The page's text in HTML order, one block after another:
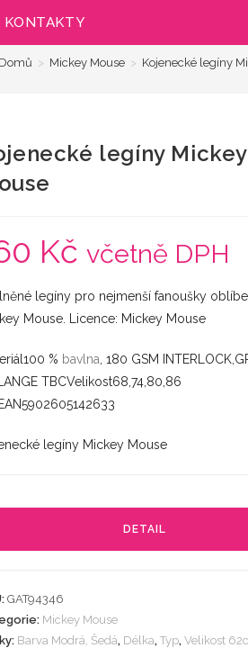
KONTAKTY
Domů > Mickey Mouse > Kojenecké legíny
legíny Mickey
Kč včetně DPH
legíny pro nejmenší fanoušky
Mouse. Licence: Mickey Mouse
% bavlna , 180 GSM
TBCVelikost68,74,80,86
legíny Mickey Mouse
DETAIL
GAT94346
Mickey Mouse
Barva Modrá, Šedá, Délka,Typ,Velikost